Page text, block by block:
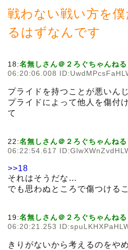
戦わない戦い方を
るはずなんです
18:名無しさん＠２ろぐちゃんねる
06:20:06.008
プライドを持つことが悪いん
プライドによって他人を傷付
て
22:名無しさん＠２ろぐちゃんねる
06:22:54.617
>>18
それはそうだな…
でも思わぬところで傷つける
19:名無しさん＠２ろぐちゃんねる
06:20:21.253
きりがないから考えるのをや